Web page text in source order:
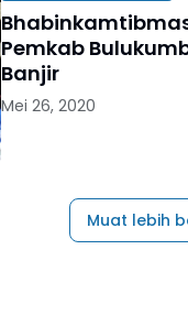
Pemkab
Banjir
Mei 26, 2020
Muat lebih